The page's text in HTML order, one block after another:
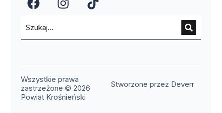
(otwiera się w nowym oknie)
(otwiera się w nowym
(otwiera się w
Wszystkie prawa
zastrzeżone © 2026
Powiat Krośnieński
Stworzone przez Deverr